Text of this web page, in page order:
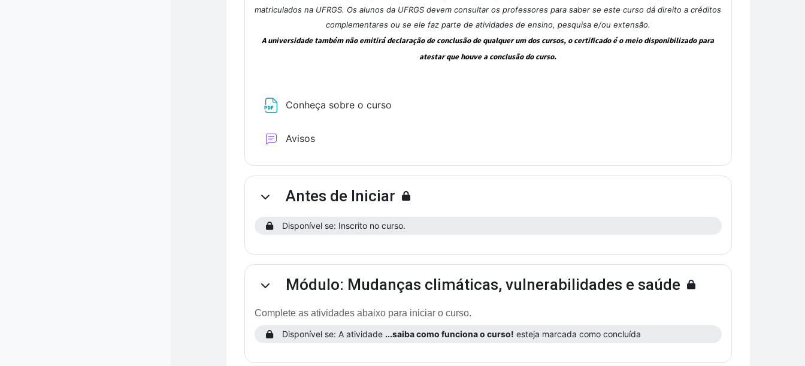
matriculados na UFRGS. Os alunos da UFRGS devem consultar os professores para saber se este curso dá direito a créditos
complementares ou se ele faz parte de atividades de ensino, pesquisa e/ou extensão.
A universidade também não emitirá declaração de conclusão de qualquer um dos cursos, o certificado é o meio disponibilizado para
atestar que houve a conclusão do curso.
Conheça sobre o curso
Avisos
ContrairAntes de Iniciar
Disponível se: Inscrito no curso.
ContrairMódulo: Mudanças climáticas, vulnerabilidades e saúde
Complete as atividades abaixo para iniciar o curso.
Disponível se: A atividade ...saiba como funciona o curso! esteja marcada como concluída